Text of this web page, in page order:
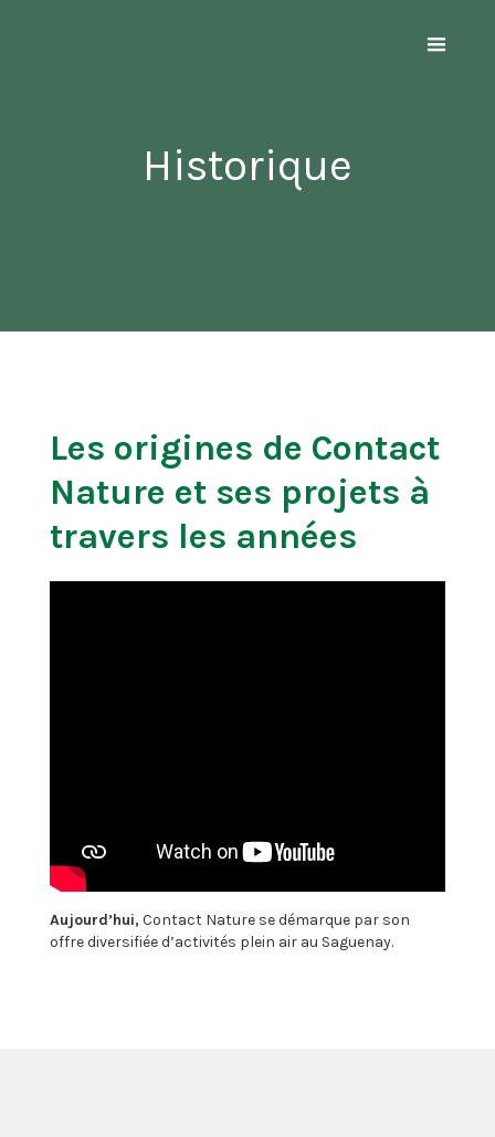
Historique
Les origines de Contact
Nature et ses projets à
travers les années
Aujourd’hui,Contact Nature se démarque par son
offre diversifiée d’activités plein air au Saguenay.